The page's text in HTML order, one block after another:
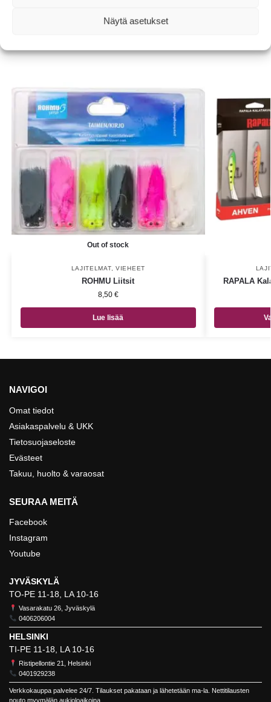
Näytä asetukset
Out of stock
LAJITELMAT, VIEHEET
ROHMU Liitsit
8,50 €
Lue lisää
RAPALA
NAVIGOI
Omat tiedot
Asiakaspalvelu & UKK
Tietosuojaseloste
Evästeet
Takuu, huolto & varaosat
SEURAA MEITÄ
Facebook
Instagram
Youtube
JYVÄSKYLÄ
TO-PE 11-18, LA 10-16
Vasarakatu 26, Jyväskylä
0406206004
HELSINKI
TI-PE 11-18, LA 10-16
Ristipellontie 21, Helsinki
0401929238
Verkkokauppa palvelee 24/7. Tilaukset pakataan ja lähetetään ma-la. Nettitilausten
nouto myymälän aukioloaikoina.